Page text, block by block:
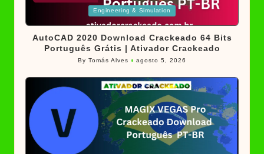
Engineering & Simulation
AutoCAD 2020 Download Crackeado 64 Bits
Português Grátis | Ativador Crackeado
Posted
ByTomás Alves agosto 5, 2026